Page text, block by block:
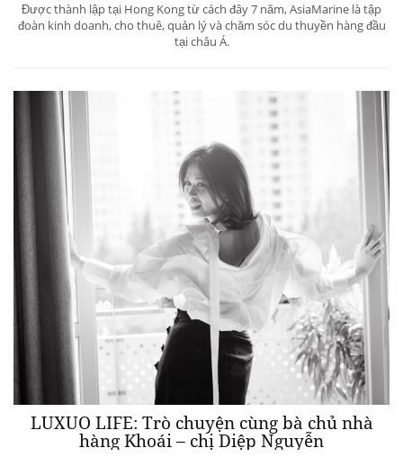
Được thành lập tại Hong Kong từ cách đây 7 năm, AsiaMarine là tập
đoàn kinh doanh, cho thuê, quản lý và chăm sóc du thuyền hàng đầu
tại châu Á.
LUXUO LIFE: Trò chuyện cùng bà chủ nhà
hàng Khoái – chị Diệp Nguyễn